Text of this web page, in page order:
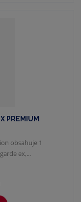
PREMIUM
obsahuje 1
ex,...